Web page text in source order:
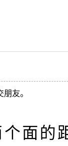
友。
面的